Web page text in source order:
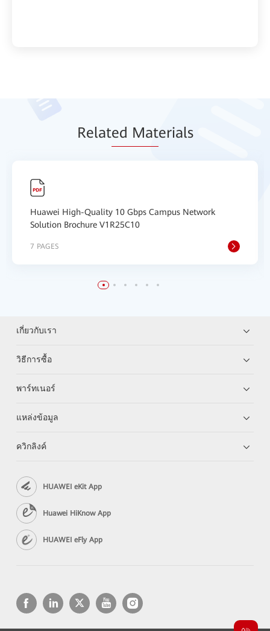
Related Materials
Huawei High-Quality 10 Gbps Campus Network
Solution Brochure V1R25C10
7 PAGES
เกี่ยวกับเรา
วิธีการซื้อ
พาร์ทเนอร์
แหล่งข้อมูล
ควิกลิงค์
HUAWEI eKit App
Huawei HiKnow App
HUAWEI eFly App